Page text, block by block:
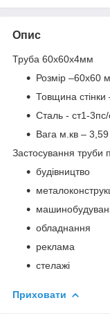
Опис
Труба 60х60х4мм
Розмір –60х60
Товщина
Сталь - ст1-3пс/
Вага м.кв – 3,59
Застосування труби
будівництво
обладнання
реклама
стелажі
Приховати